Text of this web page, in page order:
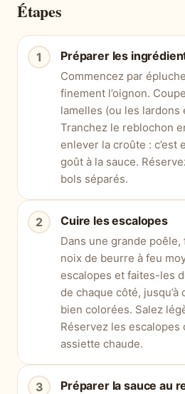
Étapes
Préparer les
Commencez par
finement l’oignon.
lamelles (ou les lardons
Tranchez le reblochon
enlever la croûte : c’est
goût à la sauce.
bols séparés.
Cuire les escalopes
Dans une grande
noix de beurre à feu
escalopes et faites-les
de chaque côté, jusqu’à
bien colorées. Salez
Réservez les escalopes
assiette chaude.
Préparer la sauce au